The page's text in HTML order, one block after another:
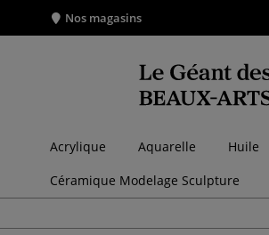
Nos magasins
Acrylique Aquarelle Huile
Céramique Modelage Sculpture